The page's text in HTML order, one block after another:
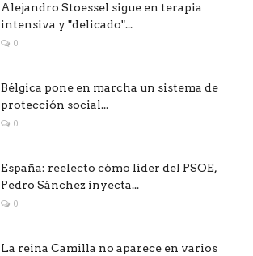
Alejandro Stoessel sigue en terapia
intensiva y "delicado"...
0
Bélgica pone en marcha un sistema de
protección social...
0
España: reelecto cómo líder del PSOE,
Pedro Sánchez inyecta...
0
La reina Camilla no aparece en varios